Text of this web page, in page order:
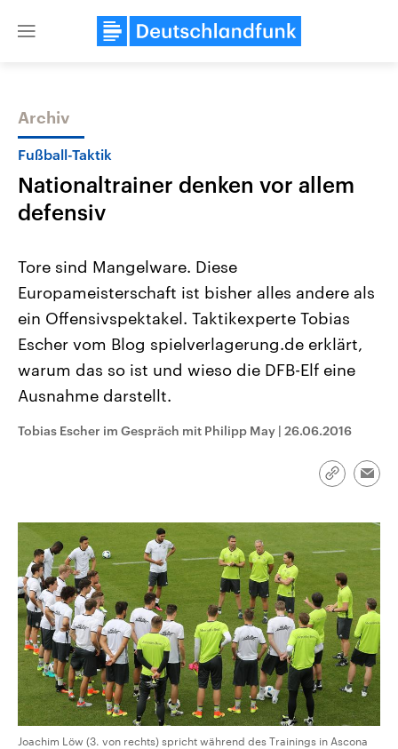
Close
Themen
Landtagswahl Sachsen-Anhalt
2026
Alle Informationen
Sachsen-Anhalt wählt am 6.
September 2026 einen neuen
Landtag. Seit 2021 wird das
Bundesland von einer Koalition aus
Umfragen, Prognosen,
Wahlprogramme, aktuelle Berichte
Aktuelle Beiträge,
Hintergründe
Wirtschaftlich und
gehören die Vereinigten
den mächtigsten Ländern
Archiv
Fußball-Taktik
Nationaltrainer denken vor allem
defensiv
Tore sind Mangelware. Diese
Europameisterschaft ist bisher alles andere als
ein Offensivspektakel. Taktikexperte Tobias
Escher vom Blog spielverlagerung.de erklärt,
warum das so ist und wieso die DFB-Elf eine
Ausnahme darstellt.
Tobias Escher im Gespräch mit Philipp May | 26.06.2016
Link
Joachim Löw (3. von rechts) spricht während des Trainings in Ascona